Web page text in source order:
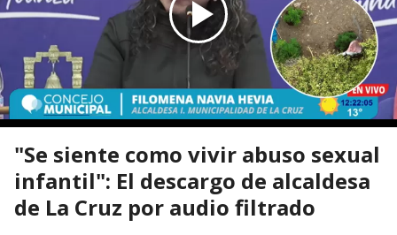
"Se siente como vivir abuso sexual
infantil": El descargo de alcaldesa
de La Cruz por audio filtrado